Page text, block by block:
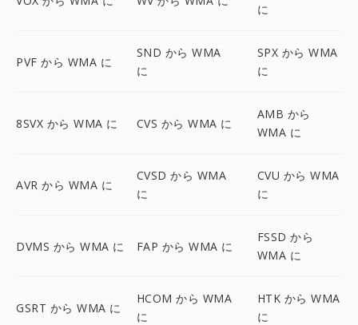
に
PVF から WMA に
SND から WMA
に
SPX から WMA
に
8SVX から WMA に CVS から WMA に
AMB から
WMA に
AVR から WMA に
CVSD から WMA
に
CVU から WMA
に
DVMS から WMA に FAP から WMA に
FSSD から
WMA に
GSRT から WMA に
HCOM から WMA
に
HTK から WMA
に